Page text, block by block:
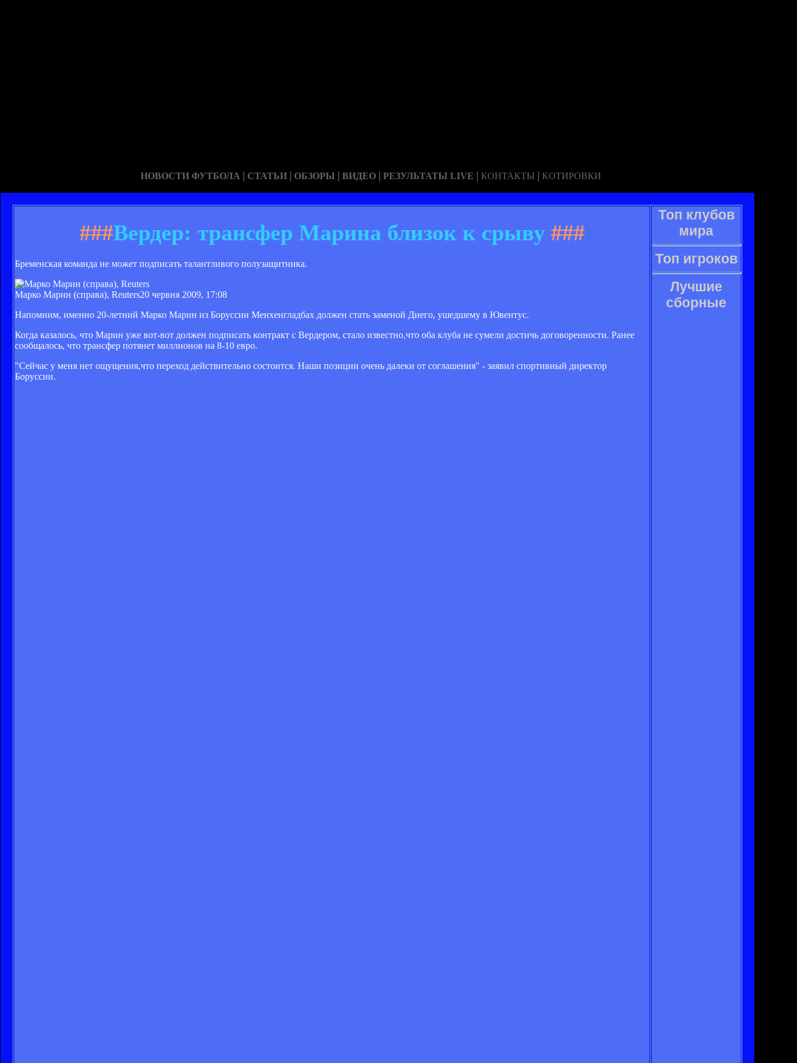
НОВОСТИ ФУТБОЛА | СТАТЬИ | ОБЗОРЫ | ВИДЕО | РЕЗУЛЬТАТЫ LIVE | КОНТАКТЫ | КОТИРОВКИ
###Вердер: трансфер Марина близок к срыву###
Бременская команда не может подписать талантливого полузащитника.
Марко Марин (справа), Reuters20 червня 2009, 17:08
Напомним, именно 20-летний Марко Марин из Боруссии Менхенгладбах должен стать заменой Диего, ушедшему в Ювентус.
Когда казалось, что Марин уже вот-вот должен подписать контракт с Вердером, стало известно,что оба клуба не сумели достичь договоренности. Ранее
сообщалось, что трансфер потянет миллионов на 8-10 евро.
"Сейчас у меня нет ощущения,что переход действительно состоится. Наши позиции очень далеки от соглашения" - заявил спортивный директор
Боруссии.
Топ клубов
мира
Топ игроков
Лучшие
сборные